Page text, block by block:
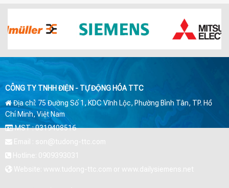
CÔNG TY TNHH ĐIỆN - TỰ ĐỘNG HÓA TTC
Địa chỉ: 75 Đường Số 1, KDC Vĩnh Lộc, Phường Bình Tân, TP. Hồ
Chí Minh, Việt Nam
MST : 0319408516
Email : son@tudong-ttc.com
Hotline: 0909393031
Website: www.tudong-ttc.com or www.dailysiemens.net